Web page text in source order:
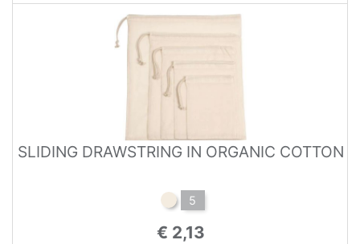
SLIDING DRAWSTRING IN ORGANIC COTTON
5
€ 2,13